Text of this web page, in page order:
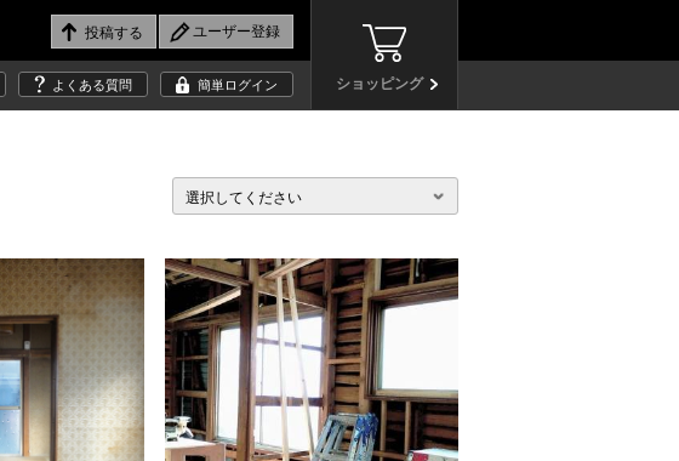
ショッピング
よくある質問 簡単ログイン
選択してください